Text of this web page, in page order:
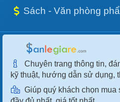
Sách - Văn phòng
Chuyên trang thông tin,
kỹ thuật, hướng dẫn sử dụng,
Giúp quý khách chọn mua